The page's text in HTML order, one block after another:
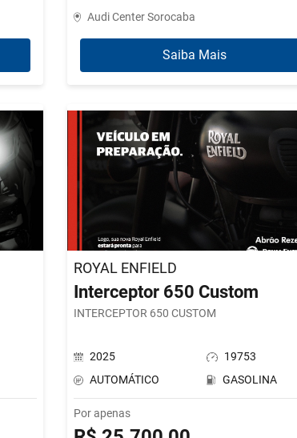
Audi Center Sorocaba
Saiba Mais
ROYAL ENFIELD
Interceptor 650 Custom
INTERCEPTOR 650 CUSTOM
2025
19753
AUTOMÁTICO
GASOLINA
Por apenas